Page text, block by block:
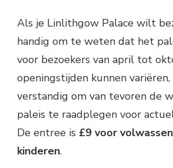
Als je Linlithgow Palace wilt
handig om te weten dat het
voor bezoekers van april tot
openingstijden kunnen
verstandig om van tevoren de
paleis te raadplegen voor
De entree is £9 voor
kinderen.